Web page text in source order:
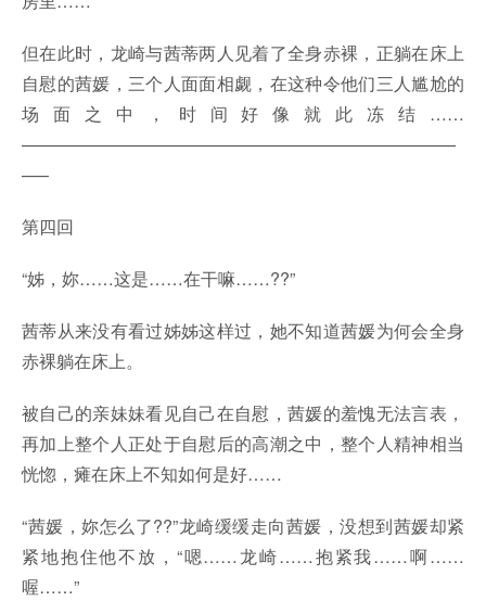
但在此时，龙崎与茜蒂两人见着了全身赤裸，正躺在床上
自慰的茜媛，三个人面面相觑，在这种令他们三人尴尬的
场面之中，时间好像就此冻结……
—————————————————————————
—–
第四回
“姊，妳……这是……在干嘛……??”
茜蒂从来没有看过姊姊这样过，她不知道茜媛为何会全身
赤裸躺在床上。
被自己的亲妹妹看见自己在自慰，茜媛的羞愧无法言表，
再加上整个人正处于自慰后的高潮之中，整个人精神相当
恍惚，瘫在床上不知如何是好……
“茜媛，妳怎么了??”龙崎缓缓走向茜媛，没想到茜媛却紧
紧地抱住他不放，“嗯……龙崎……抱紧我……啊……
喔……”